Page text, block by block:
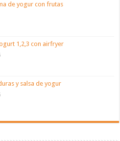
de yogur con frutas
1,2,3 con airfryer
y salsa de yogur